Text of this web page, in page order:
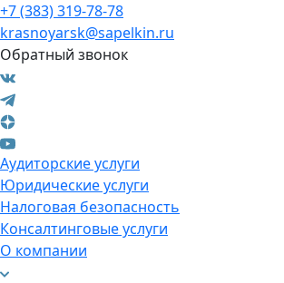
+7 (383) 319-78-78
krasnoyarsk@sapelkin.ru
Обратный звонок
Аудиторские услуги
Юридические услуги
Налоговая безопасность
Консалтинговые услуги
О компании